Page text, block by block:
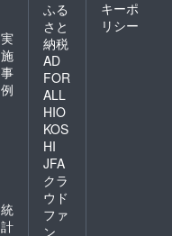
実
施
事
例
統
計
ふる
さと
納税
AD
FOR
ALL
HIO
KOS
HI
JFA
クラ
ウド
ファ
ン
キーポ
リシー